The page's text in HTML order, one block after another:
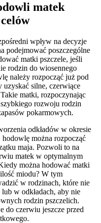
matek
wpływ na decyzje
podejmować poszczególne
matki pszczele, jeśli
rodzin do wiosennego
należy rozpocząć już pod
silne, czerwiące
matki, rozpoczynając
rozwoju rodzin
pokarmowych.
odkładów w okresie
można rozpocząć
maja. Pozwoli to na
matek w optymalnym
można hodować matki
miodu? W tym
w rodzinach, które nie
w odkładach, aby nie
rodzin pszczelich.
do czerwiu jeszcze przed